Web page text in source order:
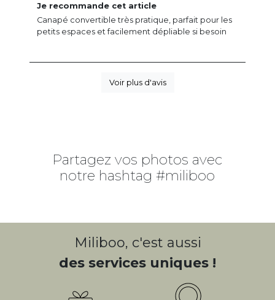
Je recommande cet article
Canapé convertible très pratique, parfait pour les
petits espaces et facilement dépliable si besoin
Voir plus d'avis
Partagez vos photos avec
notre hashtag #miliboo
Miliboo, c'est aussi
des services uniques !